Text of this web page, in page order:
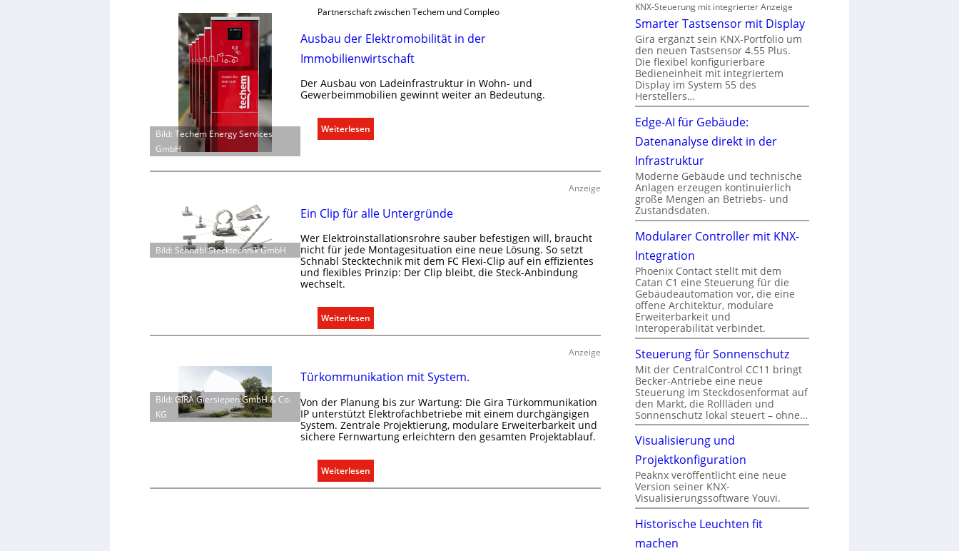
u
m
l
i
m
e
a
e
r
e
t
e
a
s
e
n
n
d
Bild: Techem Energy Services
GmbH
Partnerschaft zwischen Techem und Compleo
Ausbau der Elektromobilität in der
Immobilienwirtschaft
Der Ausbau von Ladeinfrastruktur in Wohn- und
Gewerbeimmobilien gewinnt weiter an Bedeutung.
Weiterlesen:
A
s
u
d
e
r
E
e
k
t
m
o
b
i
l
i
t
ä
Anzeige
Bild: Schnabl Stecktechnik GmbH
Ein Clip für alle Untergründe
Wer Elektroinstallationsrohre sauber befestigen will, braucht
nicht für jede Montagesituation eine neue Lösung. So setzt
Schnabl Stecktechnik mit dem FC Flexi-Clip auf ein effizientes
und flexibles Prinzip: Der Clip bleibt, die Steck-Anbindung
wechselt.
Weiterlesen:
E
C
i
p
f
r
a
Anzeige
Bild: GIRA Giersiepen GmbH & Co.
KG
Türkommunikation mit System.
Von der Planung bis zur Wartung: Die Gira Türkommunikation
IP unterstützt Elektrofachbetriebe mit einem durchgängigen
System. Zentrale Projektierung, modulare Erweiterbarkeit und
sichere Fernwartung erleichtern den gesamten Projektablauf.
Weiterlesen:
T
KNX-Steuerung mit integrierter Anzeige
Smarter Tastsensor mit Display
Gira ergänzt sein KNX-Portfolio um
den neuen Tastsensor 4.55 Plus.
Die flexibel konfigurierbare
Bedieneinheit mit integriertem
Display im System 55 des
Herstellers…
Edge-AI für Gebäude:
Datenanalyse direkt in der
Infrastruktur
Moderne Gebäude und technische
Anlagen erzeugen kontinuierlich
große Mengen an Betriebs- und
Zustandsdaten.
Modularer Controller mit KNX-
Integration
Phoenix Contact stellt mit dem
Catan C1 eine Steuerung für die
Gebäudeautomation vor, die eine
offene Architektur, modulare
Erweiterbarkeit und
Interoperabilität verbindet.
Steuerung für Sonnenschutz
Mit der CentralControl CC11 bringt
Becker-Antriebe eine neue
Steuerung im Steckdosenformat auf
den Markt, die Rollläden und
Sonnenschutz lokal steuert – ohne…
Visualisierung und
Projektkonfiguration
Peaknx veröffentlicht eine neue
Version seiner KNX-
Visualisierungssoftware Youvi.
Historische Leuchten fit
machen